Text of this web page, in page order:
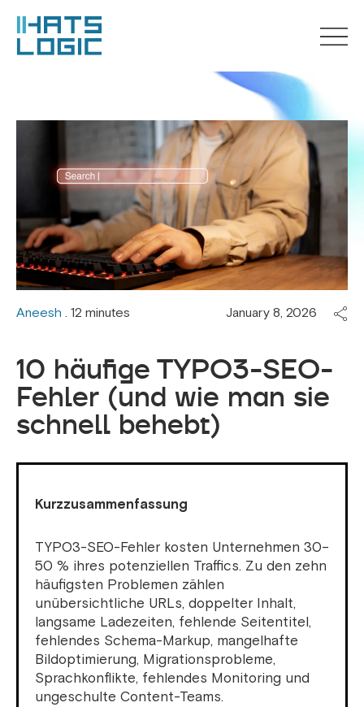
Aneesh . 12 minutes January 8, 2026
10 häufige TYPO3-SEO-
Fehler (und wie man sie
schnell behebt)
Kurzzusammenfassung
TYPO3-SEO-Fehler kosten Unternehmen 30–
50 % ihres potenziellen Traffics. Zu den zehn
häufigsten Problemen zählen
unübersichtliche URLs, doppelter Inhalt,
langsame Ladezeiten, fehlende Seitentitel,
fehlendes Schema-Markup, mangelhafte
Bildoptimierung, Migrationsprobleme,
Sprachkonflikte, fehlendes Monitoring und
ungeschulte Content-Teams.